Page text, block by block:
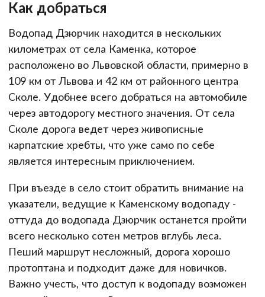
Как добраться
Водопад Дзюрчик находится в нескольких
километрах от села Каменка, которое
расположено во Львовской области, примерно в
109 км от Львова и 42 км от районного центра
Сколе. Удобнее всего добраться на автомобиле
через автодорогу местного значения. От села
Сколе дорога ведет через живописные
карпатские хребты, что уже само по себе
является интересным приключением.
При въезде в село стоит обратить внимание на
указатели, ведущие к Каменскому водопаду -
оттуда до водопада Дзюрчик останется пройти
всего несколько сотен метров вглубь леса.
Пеший маршрут несложный, дорога хорошо
протоптана и подходит даже для новичков.
Важно учесть, что доступ к водопаду возможен